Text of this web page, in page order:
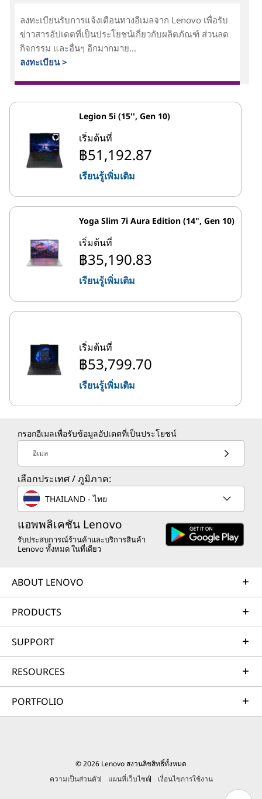
ลงทะเบียนรับการแจ้งเตือนทางอีเมลจาก Lenovo เพื่อรับ
ข่าวสารอัปเดตที่เป็นประโยชน์เกี่ยวกับผลิตภัณฑ์ ส่วนลด
กิจกรรม และอื่นๆ อีกมากมาย...
ลงทะเบียน >
Legion 5i (15'', Gen 10)
เริ่มต้นที่
฿51,192.87
เรียนรู้เพิ่มเติม
Yoga Slim 7i Aura Edition (14", Gen 10)
เริ่มต้นที่
฿35,190.83
เรียนรู้เพิ่มเติม
เริ่มต้นที่
฿53,799.70
เรียนรู้เพิ่มเติม
กรอกอีเมลเพื่อรับข้อมูลอัปเดตที่เป็นประโยชน์
อีเมล
เลือกประเทศ / ภูมิภาค:
THAILAND - ไทย
แอพพลิเคชัน Lenovo
รับประสบการณ์ร้านค้าและบริการสินค้า
Lenovo ทั้งหมด ในที่เดียว
ABOUT LENOVO
PRODUCTS
SUPPORT
RESOURCES
PORTFOLIO
© 2026 Lenovo สงวนลิขสิทธิ์ทั้งหมด
ความเป็นส่วนตัว
แผนที่เว็บไซต์ เงื่อนไขการใช้งาน